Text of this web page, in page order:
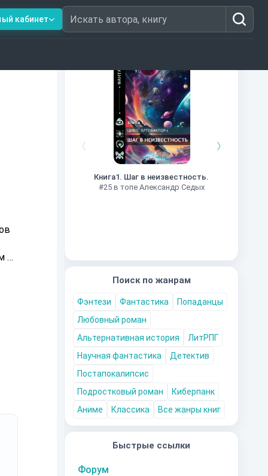
кабинет Искать автора, книгу
Книги из топ-100
Книга1. Шаг в неизвестность.
#25 в топе Александр Седых
Поиск по жанрам
Фэнтези Фантастика
Попаданцы
Любовный роман
Альтернативная история
ЛитРПГ
Научная фантастика
Детектив
Постапокалипсис
Подростковый роман
Киберпанк
Аниме
Классика Все жанры книг
Быстрые ссылки
Форум
и